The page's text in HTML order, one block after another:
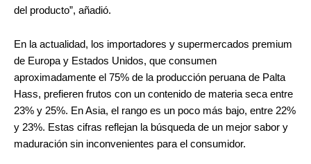
del producto”, añadió.
En la actualidad, los importadores y supermercados premium
de Europa y Estados Unidos, que consumen
aproximadamente el 75% de la producción peruana de Palta
Hass, prefieren frutos con un contenido de materia seca entre
23% y 25%. En Asia, el rango es un poco más bajo, entre 22%
y 23%. Estas cifras reflejan la búsqueda de un mejor sabor y
maduración sin inconvenientes para el consumidor.